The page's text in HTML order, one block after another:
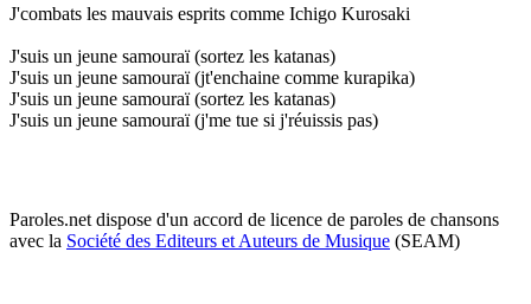
J'combats les mauvais esprits comme Ichigo Kurosaki
J'suis un jeune samouraï (sortez les katanas)
J'suis un jeune samouraï (jt'enchaine comme kurapika)
J'suis un jeune samouraï (sortez les katanas)
J'suis un jeune samouraï (j'me tue si j'réuissis pas)
Paroles.net dispose d'un accord de licence de paroles de chansons
avec la Société des Editeurs et Auteurs de Musique (SEAM)